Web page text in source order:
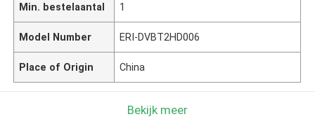
Min. bestelaantal 1
Model Number ERI-DVBT2HD006
Place of Origin China
Bekijk meer